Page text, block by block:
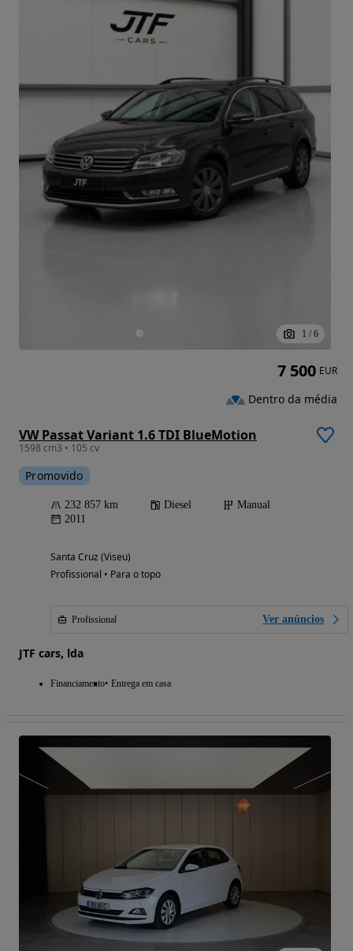
1 / 6
VW Passat Variant 1.6 TDI BlueMotion
1598 cm3 • 105 cv
Promovido
232 857 km Diesel
Manual
2011
Santa Cruz (Viseu)
Profissional • Para o topo
Profissional Ver anúncios
JTF cars, lda
Financiamento Entrega em casa
7 500 EUR
Dentro da média